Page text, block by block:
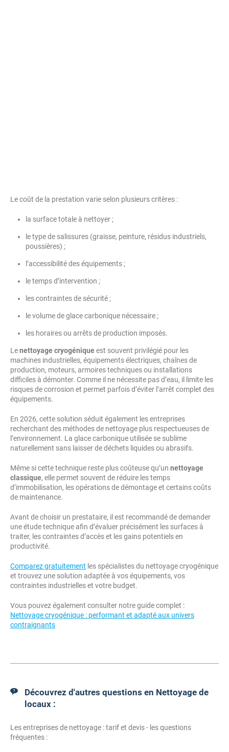
Le coût de la prestation varie selon plusieurs critères :
la surface totale à nettoyer ;
le type de salissures (graisse, peinture, résidus industriels,
poussières) ;
l’accessibilité des équipements ;
le temps d’intervention ;
les contraintes de sécurité ;
le volume de glace carbonique nécessaire ;
les horaires ou arrêts de production imposés.
Lenettoyage cryogéniqueest souvent privilégié pour les
machines industrielles, équipements électriques, chaînes de
production, moteurs, armoires techniques ou installations
difficiles à démonter. Comme il ne nécessite pas d’eau, il limite les
risques de corrosion et permet parfois d’éviter l’arrêt complet des
équipements.
En 2026, cette solution séduit également les entreprises
recherchant des méthodes de nettoyage plus respectueuses de
l’environnement. La glace carbonique utilisée se sublime
naturellement sans laisser de déchets liquides ou abrasifs.
Même si cette technique reste plus coûteuse qu’un nettoyage
classique, elle permet souvent de réduire les temps
d’immobilisation, les opérations de démontage et certains coûts
de maintenance.
Avant de choisir un prestataire, il est recommandé de demander
une étude technique afin d’évaluer précisément les surfaces à
traiter, les contraintes d’accès et les gains potentiels en
productivité.
Comparez gratuitement les spécialistes du nettoyage cryogénique
et trouvez une solution adaptée à vos équipements, vos
contraintes industrielles et votre budget.
Vous pouvez également consulter notre guide complet :
Nettoyage cryogénique : performant et adapté aux univers
contraignants
Découvrez d'autres questions en Nettoyage de
locaux :
Les entreprises de nettoyage : tarif et devis - les questions
fréquentes :